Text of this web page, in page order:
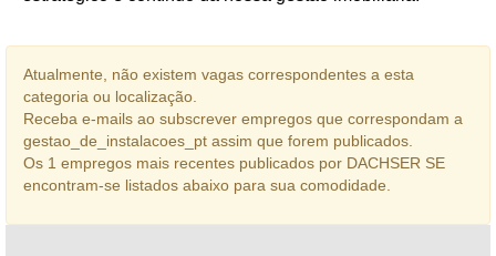
Atualmente, não existem vagas correspondentes a esta
categoria ou localização.
Receba e-mails ao subscrever empregos que correspondam a
gestao_de_instalacoes_pt assim que forem publicados.
Os 1 empregos mais recentes publicados por DACHSER SE
encontram-se listados abaixo para sua comodidade.